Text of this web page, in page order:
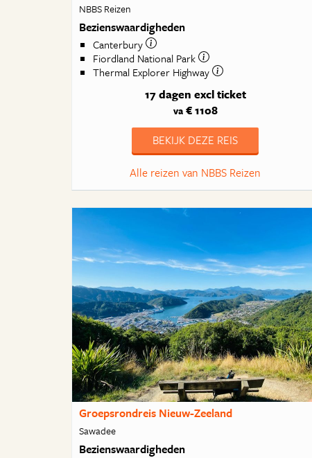
NBBS Reizen
Bezienswaardigheden
Canterbury
Fiordland National Park
Thermal Explorer Highway
17 dagen excl ticket
va€ 1108
BEKIJK DEZE REIS
Alle reizen van NBBS Reizen
Groepsrondreis Nieuw-Zeeland
Sawadee
Bezienswaardigheden